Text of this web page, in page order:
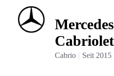
Cabrio Seit 2015